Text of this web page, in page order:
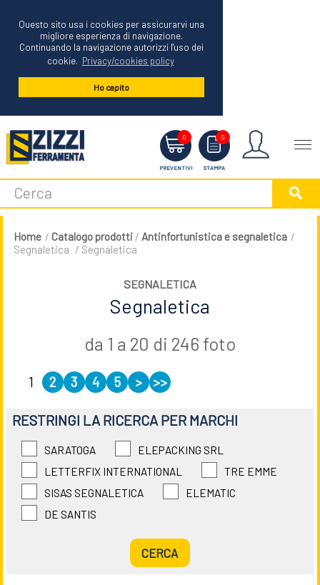
Questo sito usa i cookies per assicurarvi una
migliore esperienza di navigazione.
Continuando la navigazione autorizzi l'uso dei
cookie. Privacy/cookies policy
Ho capito
0
PREVENTIVI
0
STAMPA
Menu
Home / Catalogo prodotti/ Antinfortunistica e segnaletica /
Segnaletica / Segnaletica
SEGNALETICA
Segnaletica
da 1 a 20 di 246 foto
1 2 3 4 5 > >>
RESTRINGI LA RICERCA PER MARCHI
SARATOGA
ELEPACKING SRL
LETTERFIX INTERNATIONAL
TRE EMME
SISAS SEGNALETICA
ELEMATIC
DE SANTIS